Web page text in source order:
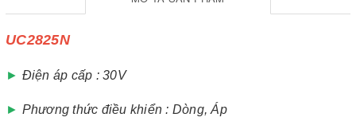
UC2825N
► Điện áp cấp : 30V
► Phương thức điều khiển : Dòng, Áp